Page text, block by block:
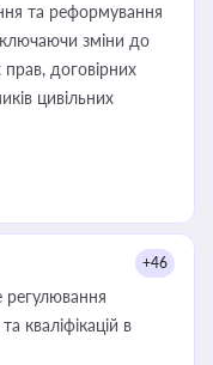
та реформування
зміни до
договірних
цивільних
+46
кваліфікацій в